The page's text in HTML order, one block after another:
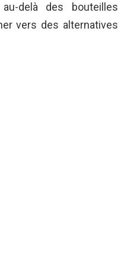
delà des bouteilles
vers des alternatives